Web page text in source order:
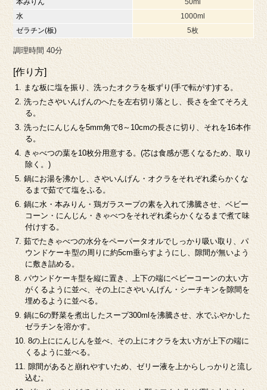
水
1000ml
ゼラチン(板)
5枚
調理時間 40分
[作り方]
まな板に塩を振り、洗ったオクラを板ずり(手で転がす)する。
洗ったさやいんげんのへたを左右切り落とし、長さを全てそろえ
る。
洗ったにんじんを5mm角で8～10cmの長さに切り、それを16本作
る。
きゃべつの葉を10枚分用意する。(芯は食感が悪くなるため、取り
除く。)
鍋にお湯を沸かし、さやいんげん・オクラをそれぞれ柔らかくな
るまで茹でて塩をふる。
鍋に水・本みりん・鶏ガラスープの素を入れて沸騰させ、ベビー
コーン・にんじん・きゃべつをそれぞれ柔らかくなるまで煮て味
付けする。
茹でたきゃべつの水分をペーパータオルでしっかり吸い取り、パ
ウンドケーキ型の周りに約5cm垂らすようにし、隙間が無いよう
に敷き詰める。
パウンドケーキ型を縦に置き、上下の端にベビーコーンの太い方
がくるように並べ、その上にさやいんげん・シーチキンを隙間を
埋めるように並べる。
鍋に6の野菜を煮出したスープ300mlを沸騰させ、水でふやかした
ゼラチンを溶かす。
8の上ににんじんを並べ、その上にオクラを太い方が上下の端に
くるように並べる。
隙間があると崩れやすいため、ゼリー液を上からしっかりと流し
込む。